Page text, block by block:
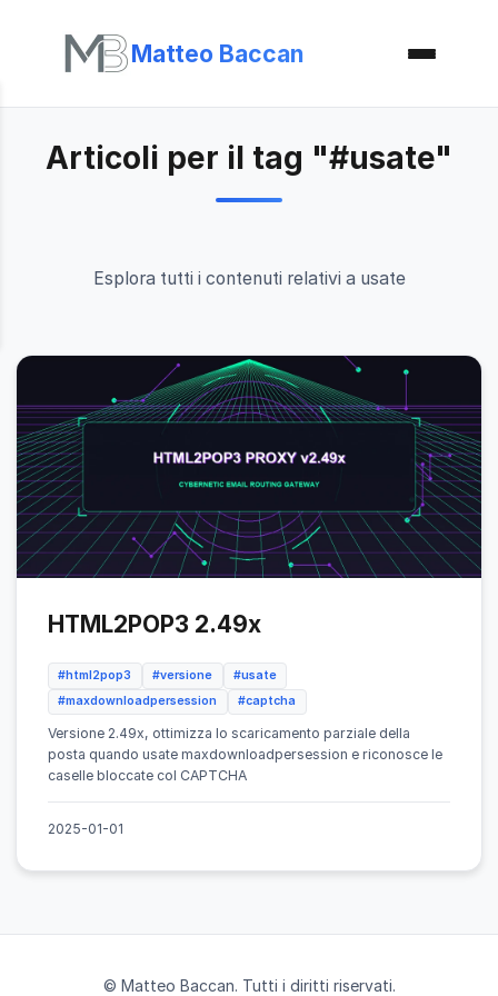
Matteo Baccan
Articoli per il tag "#usate"
Esplora tutti i contenuti relativi a usate
HTML2POP3 2.49x
#html2pop3 #versione
#usate
#maxdownloadpersession
#captcha
Versione 2.49x, ottimizza lo scaricamento parziale della
posta quando usate maxdownloadpersession e riconosce le
caselle bloccate col CAPTCHA
2025-01-01
© Matteo Baccan. Tutti i diritti riservati.